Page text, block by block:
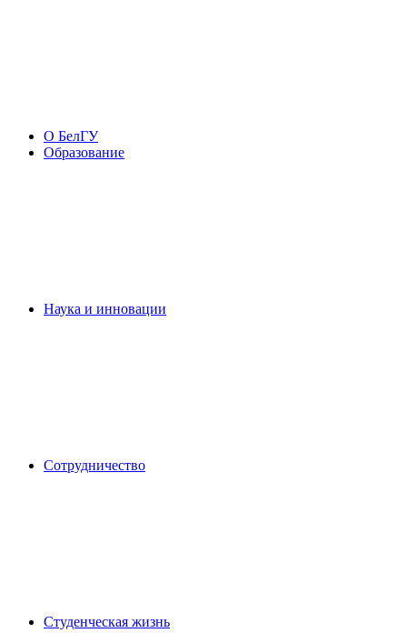
О БелГУ
Образование
Наука и инновации
Сотрудничество
Студенческая жизнь